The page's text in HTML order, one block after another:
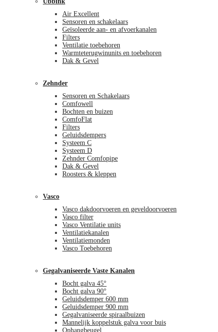
Air Excellent
Sensoren en schakelaars
Geïsoleerde aan- en afvoerkanalen
Filters
Ventilatie toebehoren
Warmteterugwinunits en toebehoren
Dak & Gevel
Zehnder
Sensoren en Schakelaars
Comfowell
Bochten en buizen
ComfoFlat
Filters
Geluidsdempers
Systeem C
Systeem D
Zehnder Comfopipe
Dak & Gevel
Roosters & kleppen
Vasco
Vasco dakdoorvoeren en geveldoorvoeren
Vasco filter
Vasco Ventilatie units
Ventilatiekanalen
Ventilatiemonden
Vasco Toebehoren
Gegalvaniseerde Vaste Kanalen
Bocht galva 45°
Bocht galva 90°
Geluidsdemper 600 mm
Geluidsdemper 900 mm
Gegalvaniseerde spiraalbuizen
Mannelijk koppelstuk galva voor buis
Ophangbeugel